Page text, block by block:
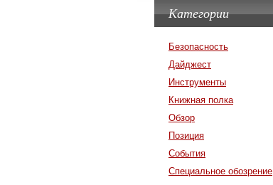
Категории
Безопасность
Дайджест
Инструменты
Книжная полка
Обзор
Позиция
События
Специальное обозрение